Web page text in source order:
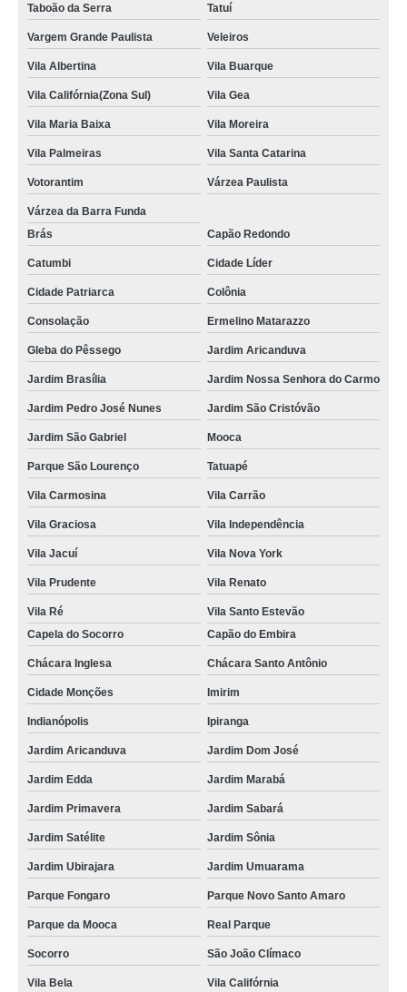
Taboão da Serra Tatuí
Vargem Grande Paulista Veleiros
Vila Albertina Vila Buarque
Vila Califórnia(Zona Sul) Vila Gea
Vila Maria Baixa Vila Moreira
Vila Palmeiras Vila Santa Catarina
Votorantim Várzea Paulista
Várzea da Barra Funda
Brás
Capão Redondo
Catumbi Cidade Líder
Cidade Patriarca Colônia
Consolação Ermelino Matarazzo
Gleba do Pêssego Jardim Aricanduva
Jardim Brasília Jardim Nossa Senhora do Carmo
Jardim Pedro José Nunes Jardim São Cristóvão
Jardim São Gabriel Mooca
Parque São Lourenço Tatuapé
Vila Carmosina Vila Carrão
Vila Graciosa Vila Independência
Vila Jacuí Vila Nova York
Vila Prudente Vila Renato
Vila Ré
Vila Santo Estevão
Capela do Socorro
Capão do Embira
Chácara Inglesa Chácara Santo Antônio
Cidade Monções Imirim
Indianópolis Ipiranga
Jardim Aricanduva Jardim Dom José
Jardim Edda Jardim Marabá
Jardim Primavera Jardim Sabará
Jardim Satélite Jardim Sônia
Jardim Ubirajara Jardim Umuarama
Parque Fongaro Parque Novo Santo Amaro
Parque da Mooca Real Parque
Socorro São João Clímaco
Vila Bela Vila Califórnia